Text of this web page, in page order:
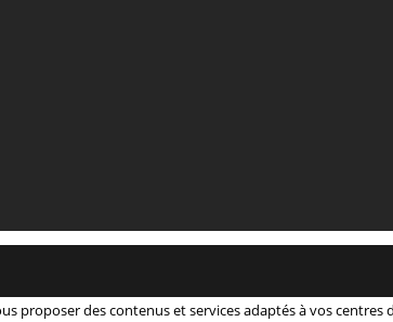
proposer des contenus et services adaptés à vos centres